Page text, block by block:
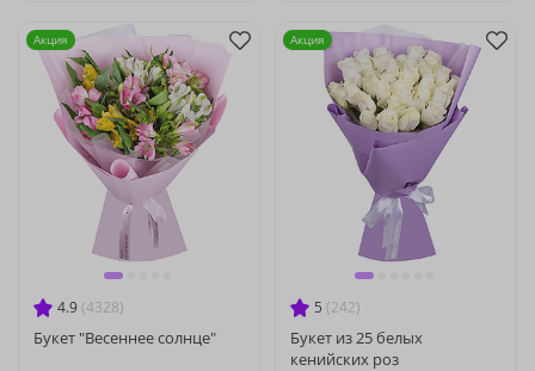
4.9 (4328)
Букет "Весеннее солнце"
Акция
5 (242)
Букет из 25 белых
кенийских роз
Акция